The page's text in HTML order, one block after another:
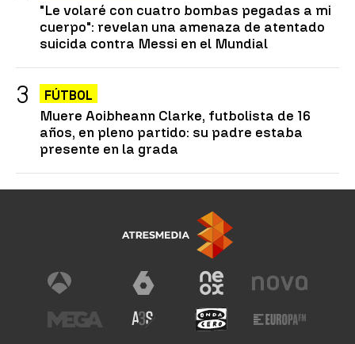
"Le volaré con cuatro bombas pegadas a mi
cuerpo": revelan una amenaza de atentado
suicida contra Messi en el Mundial
FÚTBOL
Muere Aoibheann Clarke, futbolista de 16
años, en pleno partido: su padre estaba
presente en la grada